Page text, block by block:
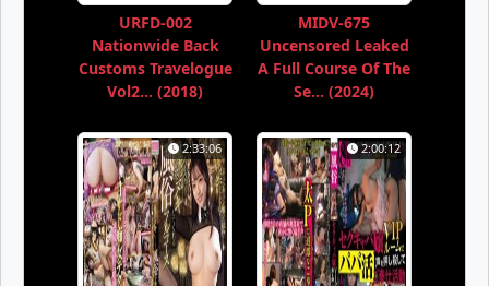
URFD-002
Nationwide Back
Customs Travelogue
Vol2... (2018)
MIDV-675
Uncensored Leaked
A Full Course Of The
Se... (2024)
2:33:06 2:00:12